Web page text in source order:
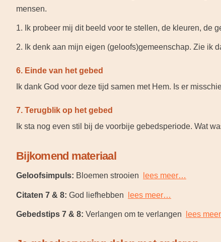
mensen.
1. Ik probeer mij dit beeld voor te stellen, de kleuren, de
2. Ik denk aan mijn eigen (geloofs)gemeenschap. Zie ik
6. Einde van het gebed
Ik dank God voor deze tijd samen met Hem. Is er
7. Terugblik op het gebed
Ik sta nog even stil bij de voorbije gebedsperiode. Wat
Bijkomend materiaal
Geloofsimpuls: Bloemen strooien lees meer…
Citaten 7 & 8: God liefhebben lees meer…
Gebedstips 7 & 8: Verlangen om te verlangen lees